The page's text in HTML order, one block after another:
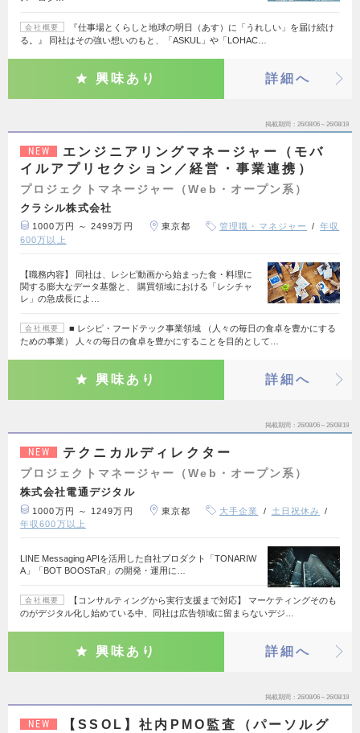
会社概要
『仕事場とくらしと地球の明日（あす）に「うれしい」を届け続け
る。』 同社はその強い想いのもと、「ASKUL」や「LOHAC…
興味あり 詳細へ
掲載期間 26/08/06～26/08/19
NEW
エンジニアリングマネージャー（モバ
イルアプリセクション／経営・事業連携）
プロジェクトマネージャー（Web・オープン系）
クラシル株式会社
1000万円 ～ 2499万円 東京都 管理職・マネジャー
年収
600万以上
【職務内容】 同社は、レシピ動画から始まった食・料理に
関する膨大なデータ基盤と、 購買領域における「レシチャ
レ」の急成長によ…
会社概要
■ レシピ・フードテック事業領域 （人々の毎日の食卓を豊かにする
ための事業） 人々の毎日の食卓を豊かにすることを目的として…
興味あり 詳細へ
掲載期間 26/08/06～26/08/19
NEW テクニカルディレクター
プロジェクトマネージャー（Web・オープン系）
株式会社電通デジタル
1000万円 ～ 1249万円 東京都 大手企業
土日祝休み
年収600万以上
LINE Messaging APIを活用した自社プロダクト「TONARIW
A」「BOT BOOSTaR」の開発・運用に…
会社概要
【コンサルティングから実行支援まで対応】 マーケティングそのも
のがデジタル化し始めている中、同社は広告領域に留まらないデジ…
興味あり 詳細へ
掲載期間 26/08/06～26/08/19
NEW
【SSOL】社内PMO監査（パーソルグ